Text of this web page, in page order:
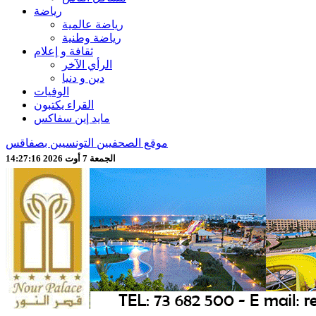
رياضة
رياضة عالمية
رياضة وطنية
ثقافة و إعلام
الرأي الآخر
دين و دنيا
الوفيات
القراء يكتبون
مايد إين سفاكس
موقع الصحفيين التونسيين بصفاقس
الجمعة 7 أوت 2026 14:27:19